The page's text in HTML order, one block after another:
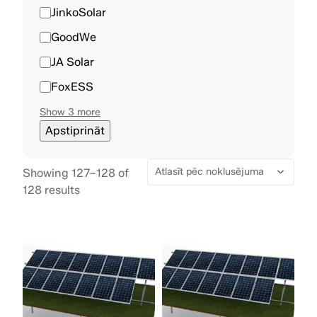
JinkoSolar
GoodWe
JA Solar
FoxESS
Show 3 more
Apstiprināt
Showing 127–128 of
128 results